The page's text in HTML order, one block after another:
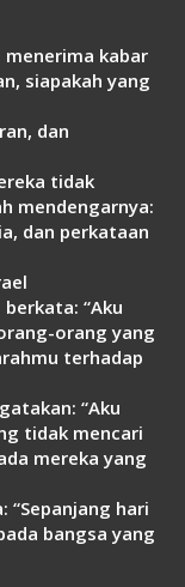
kabar
siapakah yang
dan
tidak
mendengarnya:
dan perkataan
“Aku
orang yang
terhadap
“Aku
tidak mencari
mereka yang
hari
bangsa yang